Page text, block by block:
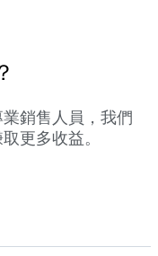
銷售人員，我們
更多收益。